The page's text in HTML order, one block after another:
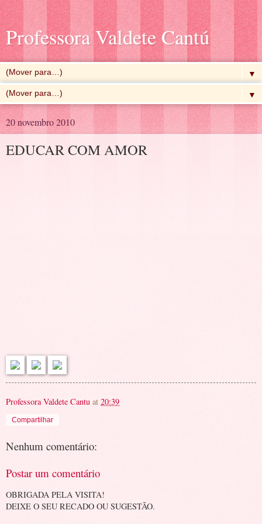
Professora Valdete Cantú
▼
▼
20 novembro 2010
EDUCAR COM AMOR
Professora Valdete Cantu at 20:39
Compartilhar
Nenhum comentário:
Postar um comentário
OBRIGADA PELA VISITA!
DEIXE O SEU RECADO OU SUGESTÃO.